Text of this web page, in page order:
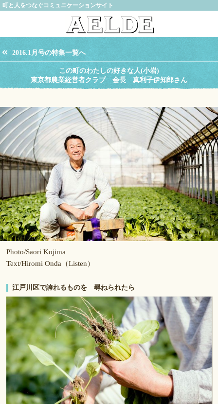
町と人をつなぐコミュニケーションサイト
2016.1月号の特集一覧へ
この町のわたしの好きな人(小岩)
東京都農業経営者クラブ 会長 真利子伊知郎さん
Photo/Saori Kojima
Text/Hiromi Onda（Listen）
江戸川区で誇れるものを 尋ねられたら